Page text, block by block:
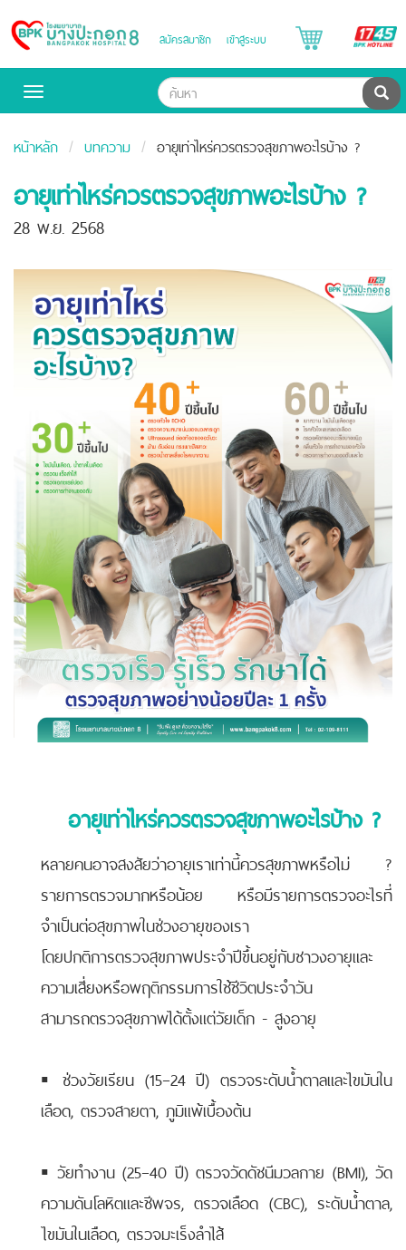
Bangpakok
Hospital
สมัครสมาชิก เข้าสู่ระบบ
Toggle
ค้น
หน้าหลัก บทความ อายุเท่าไหร่ควรตรวจสุขภาพอะไรบ้าง ?
อายุเท่าไหร่ควรตรวจสุขภาพอะไรบ้าง ?
28 พ.ย. 2568
อายุเท่าไหร่ควรตรวจสุขภาพอะไรบ้าง ?
หลายคนอาจสงสัยว่าอายุเราเท่านี้ควรสุขภาพหรือไม่ ?
รายการตรวจมากหรือน้อย หรือมีรายการตรวจอะไรที่
จำเป็นต่อสุขภาพในช่วงอายุของเรา
โดยปกติการตรวจสุขภาพประจำปีขึ้นอยู่กับชาวงอายุและ
ความเสี่ยงหรือพฤติกรรมการใช้ชีวิตประจำวัน
สามารถตรวจสุขภาพได้ตั้งแต่วัยเด็ก - สูงอายุ
▪️ ช่วงวัยเรียน (15–24 ปี) ตรวจระดับน้ำตาลและไขมันใน
เลือด, ตรวจสายตา, ภูมิแพ้เบื้องต้น
▪️ วัยทำงาน (25–40 ปี) ตรวจวัดดัชนีมวลกาย (BMI), วัด
ความดันโลหิตและชีพจร, ตรวจเลือด (CBC), ระดับน้ำตาล,
ไขมันในเลือด, ตรวจมะเร็งลำไส้